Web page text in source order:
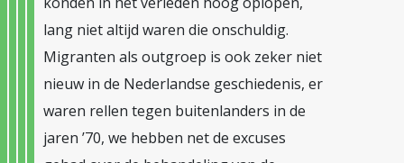
lang niet altijd waren die onschuldig.
Migranten als outgroep is ook zeker niet
nieuw in de Nederlandse geschiedenis, er
waren rellen tegen buitenlanders in de
jaren ’70, we hebben net de excuses